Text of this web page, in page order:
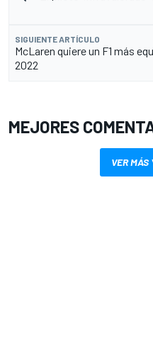
SIGUIENTE ARTÍCULO
McLaren quiere un F1 más
2022
MEJORES
VER MÁS